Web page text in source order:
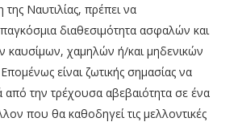
της Ναυτιλίας, πρέπει να
διαθεσιμότητα ασφαλών και
καυσίμων, χαμηλών ή/και μηδενικών
είναι ζωτικής σημασίας να
από την τρέχουσα αβεβαιότητα σε ένα
που θα καθοδηγεί τις μελλοντικές